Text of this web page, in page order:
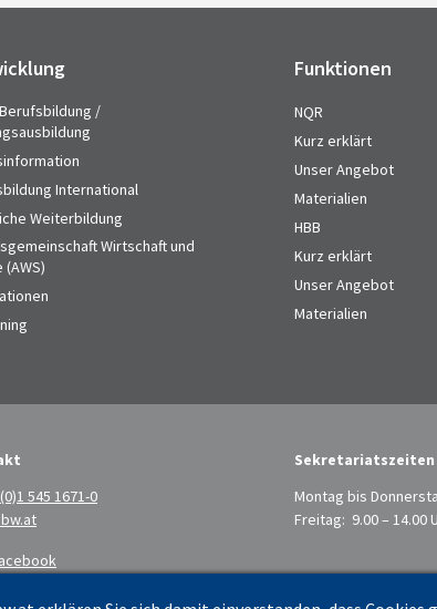
/
International
Weiterbildung
Wirtschaft und
(AWS)
Funktionen
NQR
Kurz erklärt
Unser Angebot
Materialien
HBB
Kurz erklärt
Unser Angebot
Materialien
545 1671-0
Sekretariatszeiten
Montag bis
Freitag: 9.00 – 14.00